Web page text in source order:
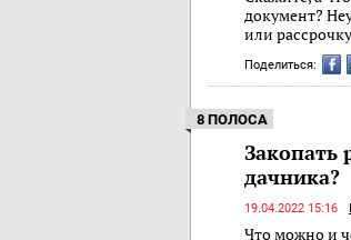
документ?
или
Поделиться:
8 ПОЛОСА
Закопать
дачника?
19.04.2022 15:16
Что можно и